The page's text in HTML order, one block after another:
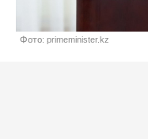
Фото: primeminister.kz